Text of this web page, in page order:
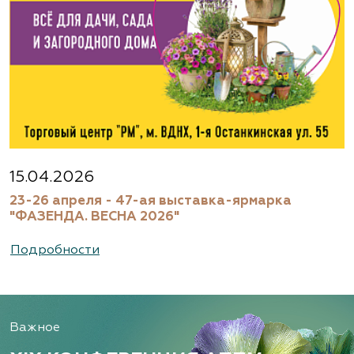
Московская область, г. Старая Купавна,
Акрихиновское шоссе, д. 10
Агрофирма «Флос»
Московская область, Ногинский р-н
(495) 133-1097
Рязанская область, ул. Урицкого, д. 24, литера
15.04.2026
23-26 апреля - 47-ая выставка-ярмарка
"ФАЗЕНДА. ВЕСНА 2026"
Подробности
Важное